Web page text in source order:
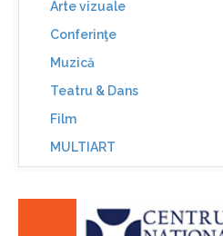
Arte vizuale
Conferinţe
Muzică
Teatru & Dans
Film
MULTIART